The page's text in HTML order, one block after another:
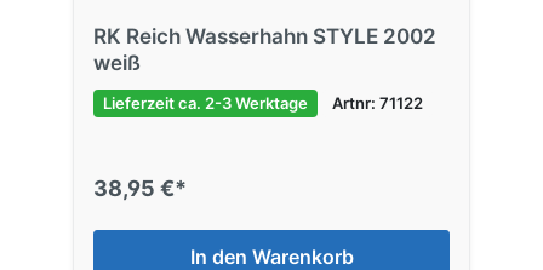
RK Reich Wasserhahn STYLE 2002
weiß
Lieferzeit ca. 2-3 Werktage Artnr: 71122
38,95 €*
In den Warenkorb